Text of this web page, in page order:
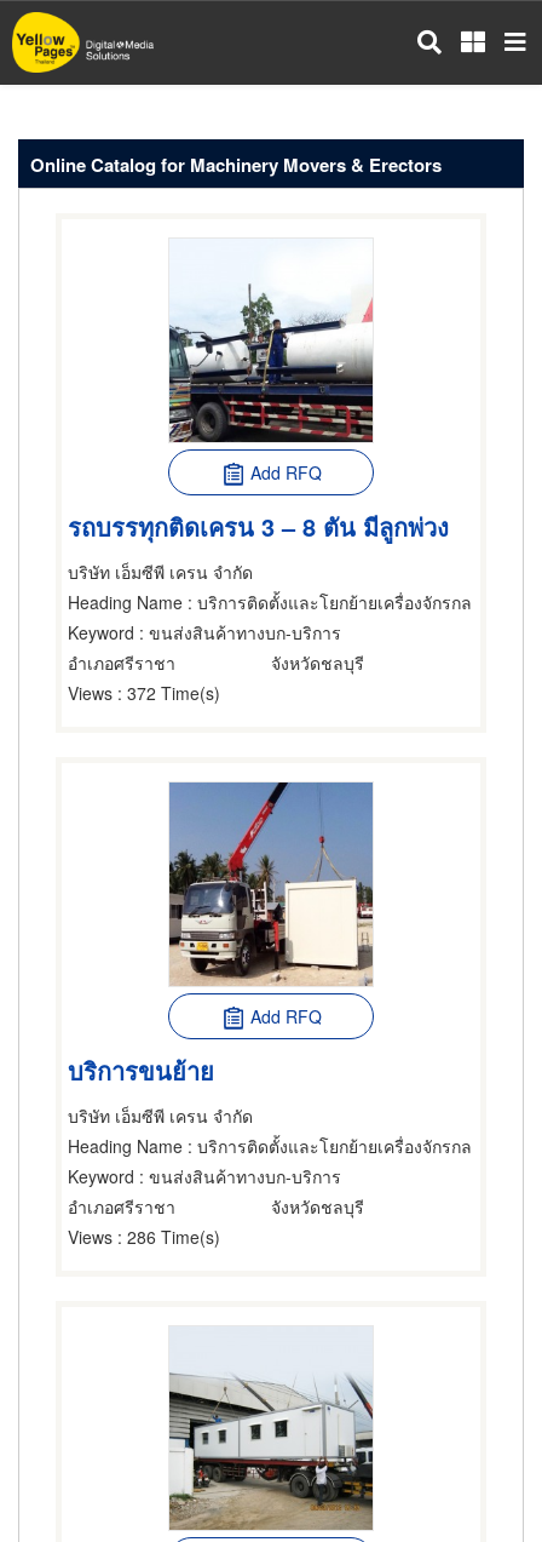
Skip
to
main
Online Catalog for Machinery Movers & Erectors
Add RFQ
รถบรรทุกติดเครน 3 – 8 ตัน มีลูกพ่วง
บริษัท เอ็มซีพี เครน จำกัด
Heading Name : บริการติดตั้งและโยกย้ายเครื่องจักรกล
Keyword : ขนส่งสินค้าทางบก-บริการ
อำเภอศรีราชา
จังหวัดชลบุรี
Views : 372 Time(s)
Add RFQ
บริการขนย้าย
บริษัท เอ็มซีพี เครน จำกัด
Heading Name : บริการติดตั้งและโยกย้ายเครื่องจักรกล
Keyword : ขนส่งสินค้าทางบก-บริการ
อำเภอศรีราชา
จังหวัดชลบุรี
Views : 286 Time(s)